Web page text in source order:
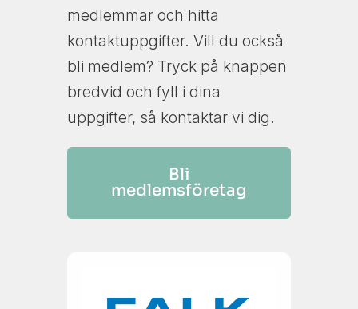
medlemmar och hitta
kontaktuppgifter. Vill du också
bli medlem? Tryck på knappen
bredvid och fyll i dina
uppgifter, så kontaktar vi dig.
Bli
medlemsföretag